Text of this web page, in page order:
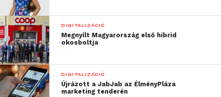
DIGITALIZÁCIÓ
Megnyílt Magyarország első hibrid
okosboltja
DIGITALIZÁCIÓ
Újrázott a JabJab az ÉlményPláza
marketing tenderén